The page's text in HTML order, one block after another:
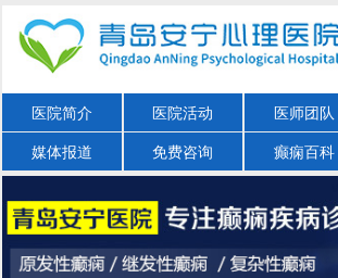
医院简介 医院活动 医师团队
媒体报道 免费咨询 癫痫百科